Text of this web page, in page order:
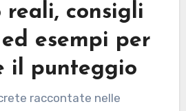
reali, consigli
esempi per
il punteggio
raccontate nelle